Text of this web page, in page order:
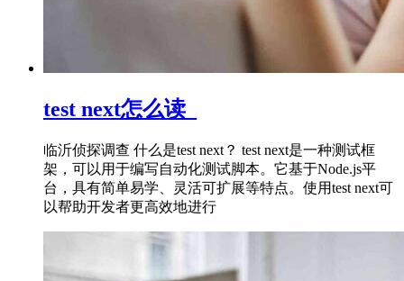
test next怎么读_
临沂侦探调查 什么是test next？ test next是一种测试框
架，可以用于编写自动化测试脚本。它基于Node.js平
台，具有简单易学、灵活可扩展等特点。使用test next可
以帮助开发者更高效地进行